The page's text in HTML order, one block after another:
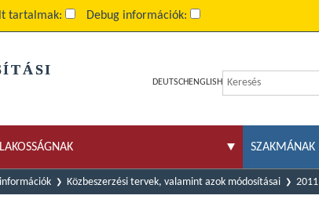
tartalmak: Debug információk:
DEUTSCH ENGLISH
LAKOSSÁGNAK SZAKMÁNAK
Közbeszerzési tervek, valamint azok módosításai 2011